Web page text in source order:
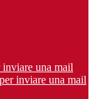
una mail
inviare una mail